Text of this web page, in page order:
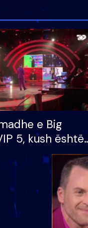
e Big
5, kush është
që lë
mundësinë për
e madh